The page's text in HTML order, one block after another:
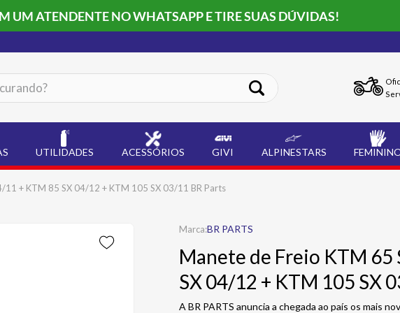
UM ATENDENTE NO WHATSAPP E TIRE SUAS DÚVIDAS!
UTILIDADES ACESSÓRIOS GIVI ALPINESTARS
11 + KTM 85 SX 04/12 + KTM 105 SX 03/11 BR Parts
BR PARTS
Manete de Freio KTM 65
SX 04/12 + KTM 105 SX
A BR PARTS anuncia a chegada ao país os mais